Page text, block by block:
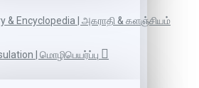
& Encyclopedia | அகராதி & களஞ்சியம்
| மொழிபெயர்ப்பு